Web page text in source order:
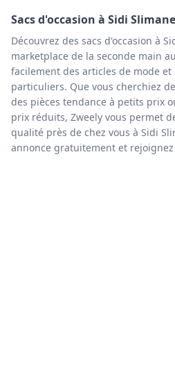
Sacsd'occasion à Sidi Slimane
Découvrez des sacs d'occasion à
marketplace de la seconde main
facilement des articles de mode
particuliers. Que vous cherchiez
des pièces tendance à petits prix
prix réduits, Zweely vous permet
qualité près de chez vous à Sidi
annonce gratuitement et